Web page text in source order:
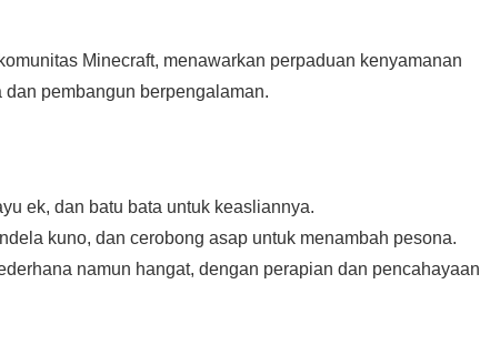
Minecraft, menawarkan perpaduan kenyamanan
pembangun berpengalaman.
ek, dan batu bata untuk keasliannya.
kuno, dan cerobong asap untuk menambah pesona.
namun hangat, dengan perapian dan pencahayaan